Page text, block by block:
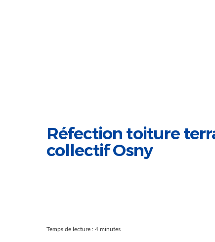
Réfection toiture
collectif Osny
Temps de lecture : 4 minutes